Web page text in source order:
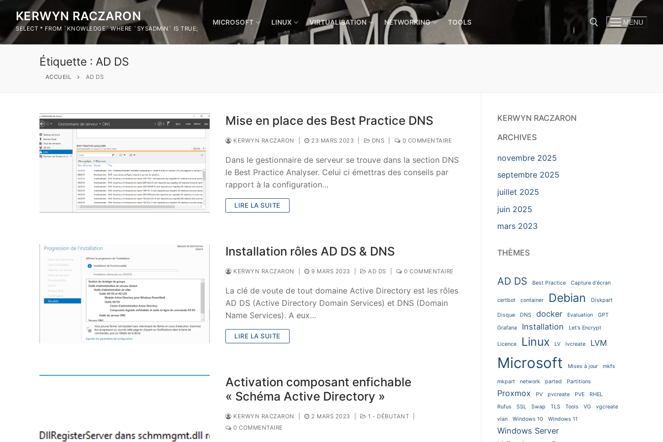
KERWYN RACZARON
SELECT * FROM `KNOWLEDGE` WHERE `SYSADMIN` IS TRUE;
MICROSOFT LINUX VIRTUALISATION NETWORKING TOOLS MENU
Étiquette : AD DS
ACCUEIL AD DS
Mise en place des Best Practice DNS
KERWYN RACZARON 23 MARS 2023 DNS 0 COMMENTAIRE
Dans le gestionnaire de serveur se trouve dans la section DNS
le Best Practice Analyser. Celui ci émettras des conseils par
rapport à la configuration…
LIRE LA SUITE
Installation rôles AD DS & DNS
KERWYN RACZARON 9 MARS 2023 AD DS 0 COMMENTAIRE
La clé de voute de tout domaine Active Directory est les rôles
AD DS (Active Directory Domain Services) et DNS (Domain
Name Services). A eux…
LIRE LA SUITE
Activation composant enfichable
« Schéma Active Directory »
KERWYN RACZARON 2 MARS 2023 1 - DÉBUTANT
0 COMMENTAIRE
KERWYN RACZARON
ARCHIVES
novembre 2025
septembre 2025
juillet 2025
juin 2025
mars 2023
THÈMES
AD DS Best Practice Capture d'écran
certbot container Debian Diskpart
Disque DNS docker Evaluation
GPT
Grafana
Installation Let's Encrypt
Licence Linux LV lvcreate LVM
Microsoft Mises à jour mkfs
mkpart network parted Partitions
Proxmox PV pvcreate PVE
RHEL
Rufus
SSL Swap TLS Tools VG
vgcreate
vlan
Windows 10 Windows 11
Windows Server